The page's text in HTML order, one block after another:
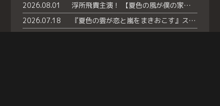
2026.08.01
浮所飛貴主演！ 【夏色の風が僕の家にやってきた】 本日よりテラサで独占配信スタート！
2026.07.18
『夏色の雲が恋と嵐をまきおこす』スペシャルメイキング 【Part1】2026年７月18日（土）23時30分～配信スタート！話題のシーンの裏側を大公開！豪華キャスト大集合！ 『武宮家 真夏の家族会議』開催！